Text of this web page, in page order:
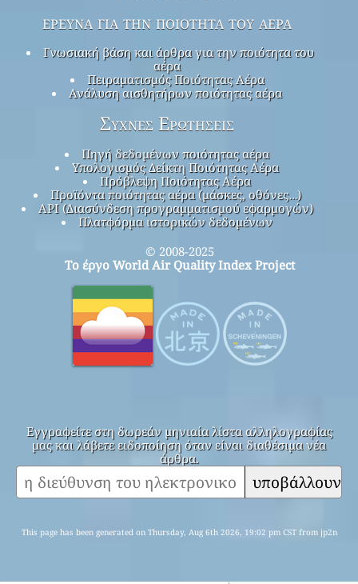
έρευνα για την ποιότητα του αέρα
Γνωσιακή βάση και άρθρα για την ποιότητα του
αέρα
Πειραματισμός Ποιότητας Αέρα
Ανάλυση αισθητήρων ποιότητας αέρα
Συχνές Ερωτήσεις
Πηγή δεδομένων ποιότητας αέρα
Υπολογισμός Δείκτη Ποιότητας Αέρα
Πρόβλεψη Ποιότητας Αέρα
Προϊόντα ποιότητας αέρα (μάσκες, οθόνες…)
API (Διασύνδεση προγραμματισμού εφαρμογών)
Πλατφόρμα ιστορικών δεδομένων
© 2008-2025
Το έργο World Air Quality Index Project
Εγγραφείτε στη δωρεάν μηνιαία λίστα αλληλογραφίας
μας και λάβετε ειδοποίηση όταν είναι διαθέσιμα νέα
άρθρα.
υποβάλλουν
This page has been generated on Thursday, Aug 6th 2026, 19:02 pm CST from jp2n